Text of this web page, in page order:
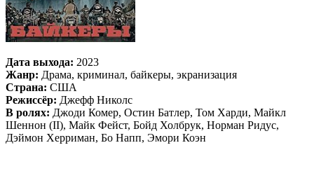
Дата выхода: 2023
Жанр: Драма, криминал, байкеры, экранизация
Страна: США
Режиссёр: Джефф Николс
В ролях: Джоди Комер, Остин Батлер, Том Харди, Майкл
Шеннон (II), Майк Фейст, Бойд Холбрук, Норман Ридус,
Дэймон Херриман, Бо Напп, Эмори Коэн